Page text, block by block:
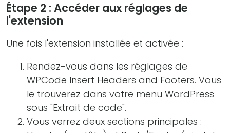
Étape 2 : Accéder aux réglages de
l'extension
Une fois l'extension installée et activée :
Rendez-vous dans les réglages de
WPCode Insert Headers and Footers. Vous
le trouverez dans votre menu WordPress
sous "Extrait de code".
Vous verrez deux sections principales :